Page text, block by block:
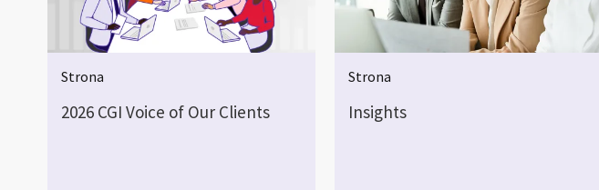
Strona
2026 CGI Voice of Our Clients
Strona
Insights